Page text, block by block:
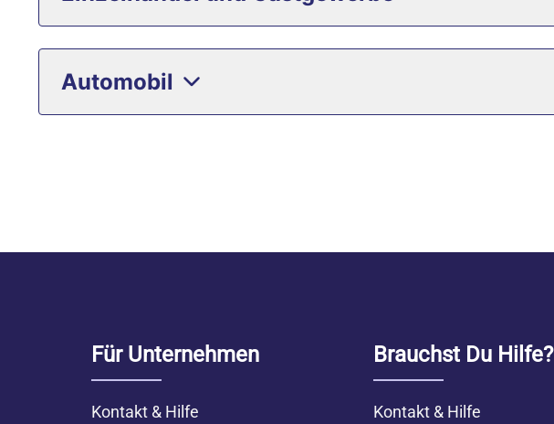
Automobil
Für Unternehmen
Kontakt & Hilfe
Brauchst Du Hilfe?
Kontakt & Hilfe